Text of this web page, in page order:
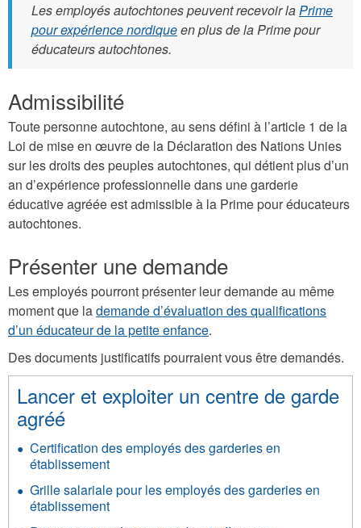
Les employés autochtones peuvent recevoir laPrime
pour expérience nordiqueen plus de la Prime pour
éducateurs autochtones.
Admissibilité
Toute personne autochtone, au sens défini à l’article 1 de la
Loi de mise en œuvre de la Déclaration des Nations Unies
sur les droits des peuples autochtones, qui détient plus d’un
an d’expérience professionnelle dans une garderie
éducative agréée est admissible à la Prime pour éducateurs
autochtones.
Présenter une demande
Les employés pourront présenter leur demande au même
moment que lademande d’évaluation des qualifications
d’un éducateur de la petite enfance.
Des documents justificatifs pourraient vous être demandés.
Lancer et exploiter un centre de garde
agréé
Certification des employés des garderies en
établissement
Grille salariale pour les employés des garderies en
établissement